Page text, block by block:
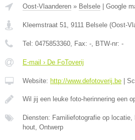
Oost-Vlaanderen » Belsele Google
Kleemstraat 51, 9111 Belsele (Oost-
Tel: 0475853360, Fax: -, BTW-nr: -
E-mail › De FoToverij
Website: http://www.defotoverij.be
Wil jij een leuke foto-herinnering een
Diensten: Familiefotografie op
hout, Ontwerp